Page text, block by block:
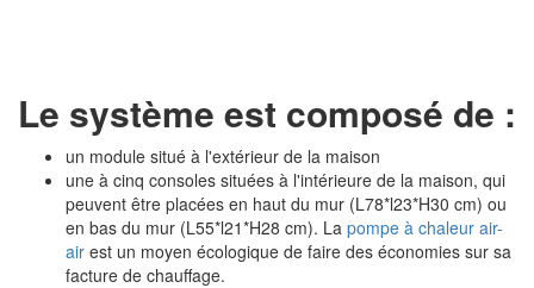
Le système est composé de :
un module situé à l'extérieur de la maison
une à cinq consoles situées à l'intérieure de la maison, qui
peuvent être placées en haut du mur (L78*l23*H30 cm) ou
en bas du mur (L55*l21*H28 cm). La pompe à chaleur air-
air est un moyen écologique de faire des économies sur sa
facture de chauffage.